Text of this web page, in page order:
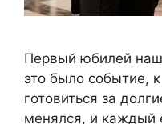
Первый юбилей
это было событие,
готовиться за
менялся, и каждый